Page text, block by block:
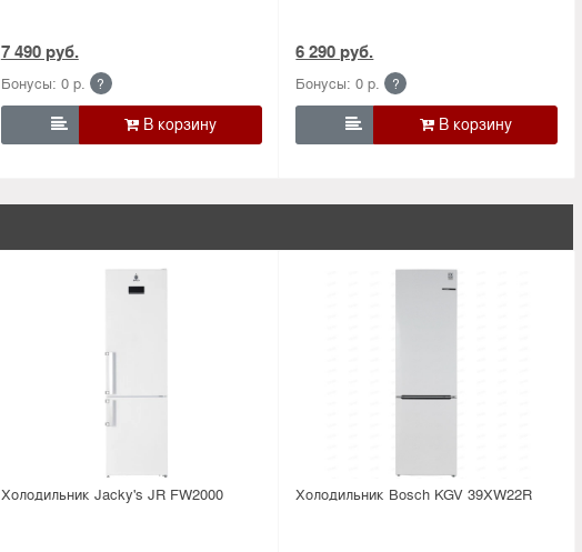
7 490 руб.
Бонусы: 0 р. ?

6 290 руб.
Бонусы: 0 р. ?

Холодильник Jacky's JR FW2000 Холодильник Bosсh KGV 39XW22R